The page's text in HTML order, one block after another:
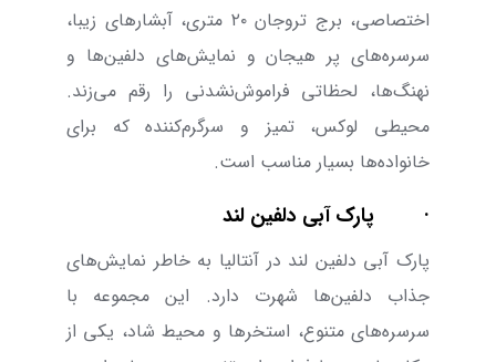
اختصاصی، برج تروجان۲۰ متری، آبشارهای زیبا،
سرسره‌های پر هیجان و نمایش‌های دلفین‌ها و
نهنگ‌ها، لحظاتی فراموش‌نشدنی را رقم می‌زند.
محیطی لوکس، تمیز و سرگرم‌کننده که برای
خانواده‌ها بسیار مناسب است.
· پارک آبی دلفین لند
پارک آبی دلفین لند در آنتالیا به ‌خاطر نمایش‌های
جذاب دلفین‌ها شهرت دارد. این مجموعه با
سرسره‌های متنوع، استخر‌ها و محیط شاد، یکی از